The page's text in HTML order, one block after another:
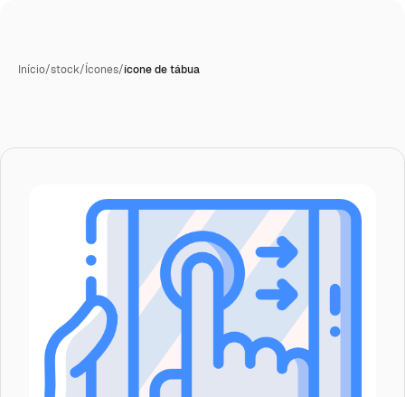
Início/stock/Ícones/ícone de tábua